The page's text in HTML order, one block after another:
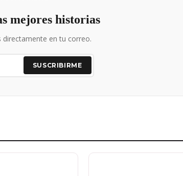
mejores historias
directamente en tu correo.
SUSCRIBIRME